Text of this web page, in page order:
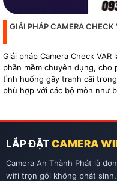
GIẢI PHÁP CAMERA CHECK
Giải pháp Camera Check
phần mềm chuyên dụng, cho
tình huống gây tranh cãi
phù hợp với các bộ môn như
LẮP ĐẶT CAMERA
Camera An Thành Phát là
wifi trọn gói không phát